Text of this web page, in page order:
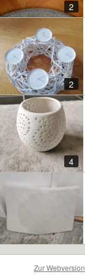
2
2
4
Zur Webversion